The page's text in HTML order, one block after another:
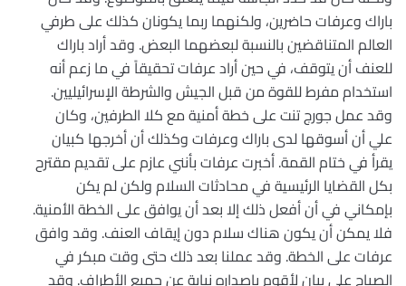
باراك وعرفات حاضرين، ولكنهما ربما يكونان كذلك على طرفي
العالم المتناقضين بالنسبة لبعضهما البعض. وقد أراد باراك
للعنف أن يتوقف، في حين أراد عرفات تحقيقاً في ما زعم أنه
استخدام مفرط للقوة من قبل الجيش والشرطة الإسرائيليين.
وقد عمل جورج تنت على خطة أمنية مع كلا الطرفين، وكان
علي أن أسوقها لدى باراك وعرفات وكذلك أن أخرجها كبيان
يقرأ في ختام القمة. أخبرت عرفات بأنني عازم على تقديم مقترح
بكل القضايا الرئيسية في محادثات السلام ولكن لم يكن
بإمكاني في أن أفعل ذلك إلا بعد أن يوافق على الخطة الأمنية.
فلا يمكن أن يكون هناك سلام دون إيقاف العنف. وقد وافق
عرفات على الخطة. وقد عملنا بعد ذلك حتى وقت مبكر في
الصباح على بيان لأقوم بإصداره نيابة عن جميع الأطراف. وقد